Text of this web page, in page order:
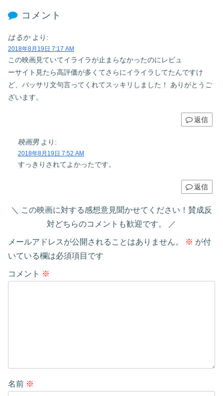
コメント
はるか より:
2018年8月19日 7:17 AM
この映画見ていてイライラが止まらなかったのにレビュ
ーサイト見たら高評価が多くてさらにイライラしてたんですけ
ど、バッサリ文句言ってくれてスッキリしました！ ありがとうご
ざいます。
返信
映画男 より:
2018年8月19日 7:52 AM
すっきりされてよかったです。
返信
この映画に対する感想意見聞かせてください！賛成反
対どちらのコメントも歓迎です。
メールアドレスが公開されることはありません。 ※ が付
いている欄は必須項目です
コメント ※
名前 ※